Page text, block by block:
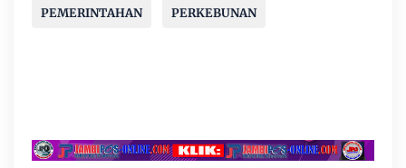
PEMERINTAHAN PERKEBUNAN